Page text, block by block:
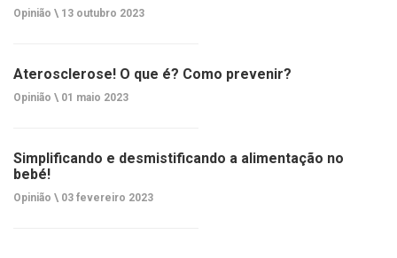
Opinião \ 13 outubro 2023
Aterosclerose! O que é? Como prevenir?
Opinião \ 01 maio 2023
Simplificando e desmistificando a alimentação no
bebé!
Opinião \ 03 fevereiro 2023